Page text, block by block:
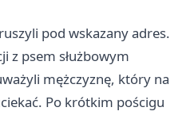
pod wskazany adres.
z psem służbowym
mężczyznę, który na
Po krótkim pościgu